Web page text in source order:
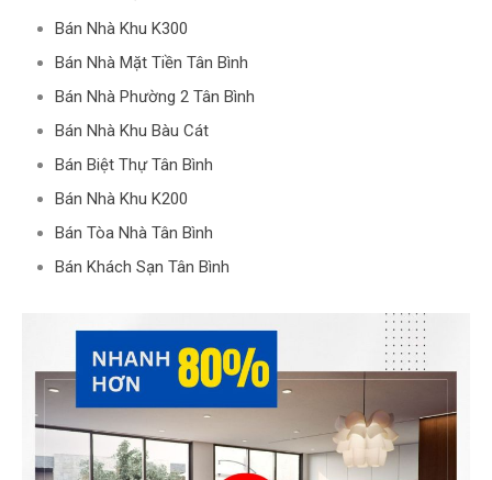
Bán Nhà Khu K300
Bán Nhà Mặt Tiền Tân Bình
Bán Nhà Phường 2 Tân Bình
Bán Nhà Khu Bàu Cát
Bán Biệt Thự Tân Bình
Bán Nhà Khu K200
Bán Tòa Nhà Tân Bình
Bán Khách Sạn Tân Bình